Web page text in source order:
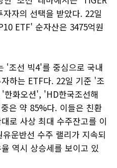
자의 선택을 받았다. 22일
ETF' 순자산은 3475억원
'조선 빅4'를 중심으로 국내
하는 ETF다. 22일 기준 '조
화오션', 'HD한국조선해
은 약 85%다. 이들은 친환
로 사상 최대 수주잔고를 이
운반선 수주 랠리가 지속되
역시 상승세를 보이고 있